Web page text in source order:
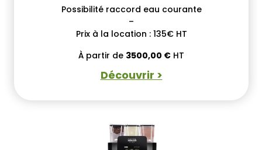
Possibilité raccord eau courante
–
Prix à la location : 135€ HT
À partir de 3500,00 € HT
Découvrir >